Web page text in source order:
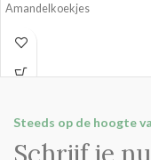
Amandelkoekjes
Steeds op de hoogte
Schrijf je